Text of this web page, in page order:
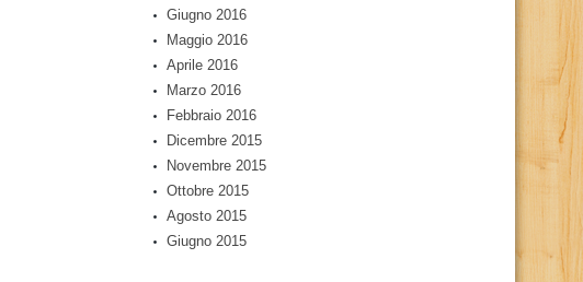
Giugno 2016
Maggio 2016
Aprile 2016
Marzo 2016
Febbraio 2016
Dicembre 2015
Novembre 2015
Ottobre 2015
Agosto 2015
Giugno 2015